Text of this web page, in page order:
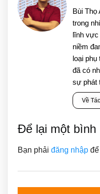
Bùi Thọ
trong
lĩnh vực
niềm
loại phụ
đã có
sự phát
Về
Để lại một bình
Bạn phải đăng nhập